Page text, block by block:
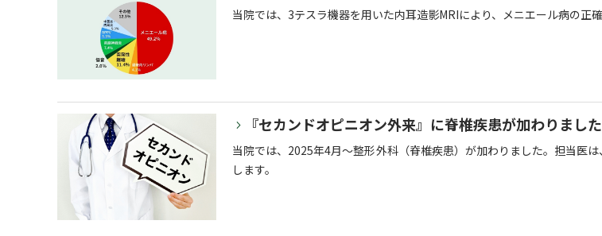
当院では、3テスラ機器を用いた内耳造影MRIにより、メニエール病の正
『セカンドオピニオン外来』に脊椎疾患が加わりました
当院では、2025年4月～整形外科（脊椎疾患）が加わりました。担当医
します。